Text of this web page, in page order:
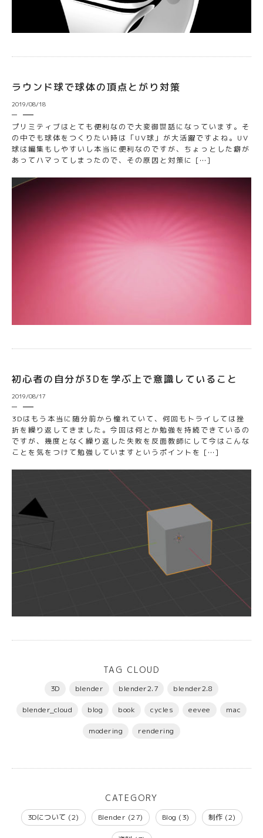
ラウンド球で球体の頂点とがり対策
2019/08/18
プリミティブはとても便利なので大変御世話になっています。そ
の中でも球体をつくりたい時は「UV球」が大活躍ですよね。UV
球は編集もしやすいし本当に便利なのですが、ちょっとした癖が
あってハマってしまったので、その原因と対策に […]
初心者の自分が3Dを学ぶ上で意識していること
2019/08/17
3Dはもう本当に随分前から憧れていて、何回もトライしては挫
折を繰り返してきました。今回は何とか勉強を持続できているの
ですが、幾度となく繰り返した失敗を反面教師にして今はこんな
ことを気をつけて勉強していますというポイントを […]
TAG CLOUD
3D blender blender2.7 blender2.8
blender_cloud blog book cycles eevee mac
modering rendering
CATEGORY
3Dについて (2) Blender (27) Blog (3) 制作 (2)